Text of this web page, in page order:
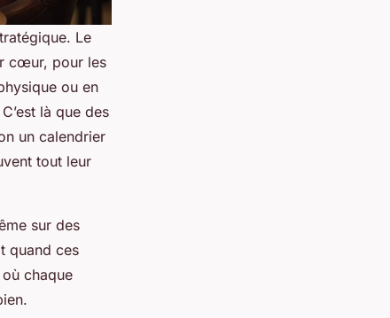
Le
cœur, pour les
ou en
là que des
un calendrier
tout leur
sur des
quand ces
chaque